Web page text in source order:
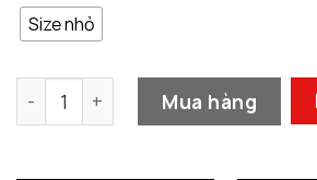
Size nhỏ
Thác Khói Trầm Hương Phật Cao
Mua hàng